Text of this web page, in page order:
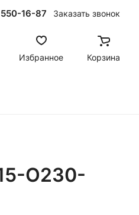
16-87 Заказать звонок
Избранное Корзина
О230-